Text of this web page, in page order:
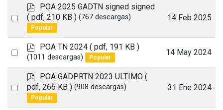
Select
p
d
f
POA 2025 GADTN signed signed
( pdf, 210 KB ) (767 descargas)
Popular
14 Feb 2025
Select
an
p
d
f
POA TN 2024 ( pdf, 191 KB )
(1011 descargas) Popular
14 May 2024
Select
p
d
f
POA GADPRTN 2023 ULTIMO (
pdf, 266 KB ) (908 descargas)
Popular
31 Ene 2024